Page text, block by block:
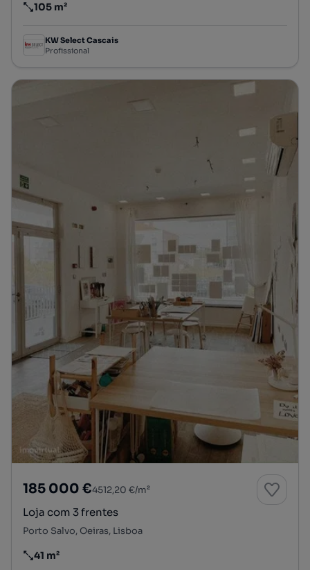
Preço por metro quadrado
105 m²
KW Select Cascais
Profissional
185 000 €4512,20 €/m²
Loja com 3 frentes
Porto Salvo, Oeiras, Lisboa
Preço por metro quadrado
41 m²